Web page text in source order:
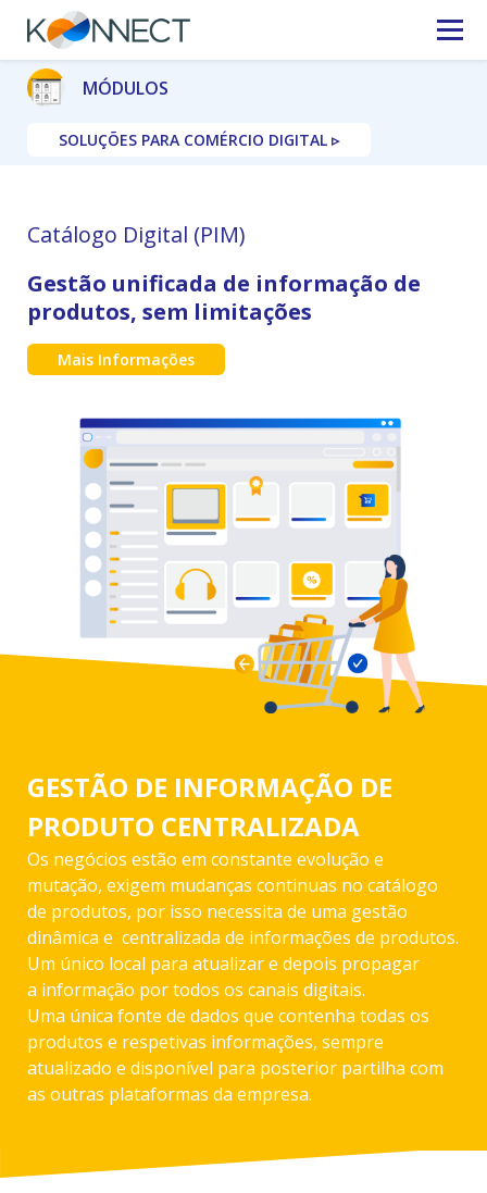
MÓDULOS
SOLUÇÕES PARA COMÉRCIO DIGITAL ▹
Catálogo Digital (PIM)
Gestão unificada de informação de
produtos, sem limitações
Mais Informações
GESTÃO DE INFORMAÇÃO DE
PRODUTO CENTRALIZADA
Os negócios estão em constante evolução e
mutação, exigem mudanças continuas no catálogo
de produtos, por isso necessita de uma gestão
dinâmica e centralizada de informações de produtos.
Um único local para atualizar e depois propagar
a informação por todos os canais digitais.
Uma única fonte de dados que contenha todas os
produtos e respetivas informações, sempre
atualizado e disponível para posterior partilha com
as outras plataformas da empresa.